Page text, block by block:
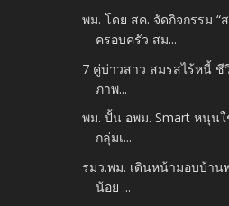
พม. โดย สค. จัดกิจกรรม
ครอบครัว สม...
7 คู่บ่าวสาว สมรสไร้หนี้ ชี
ภาพ...
พม. ปั้น อพม. Smart หนุน
กลุ่มเ...
รมว.พม. เดินหน้ามอบบ้าน
น้อย ...